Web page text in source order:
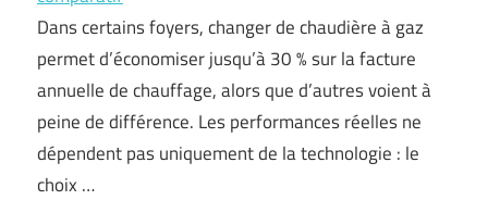
Dans certains foyers, changer de chaudière à gaz
permet d’économiser jusqu’à 30 % sur la facture
annuelle de chauffage, alors que d’autres voient à
peine de différence. Les performances réelles ne
dépendent pas uniquement de la technologie : le
choix …